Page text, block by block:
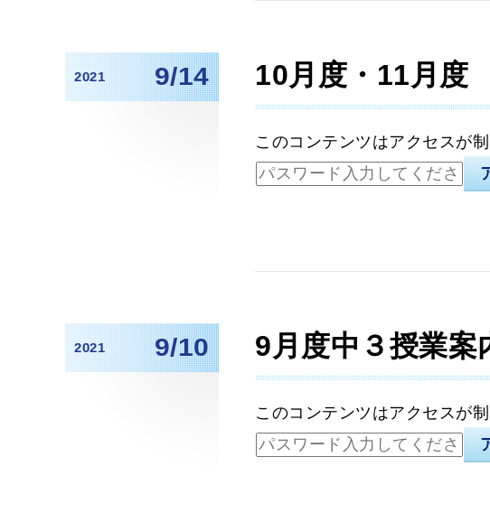
2021 9/14 10月度・11月度
このコンテンツはアクセスが
2021 9/10 9月度中３授業案
このコンテンツはアクセスが